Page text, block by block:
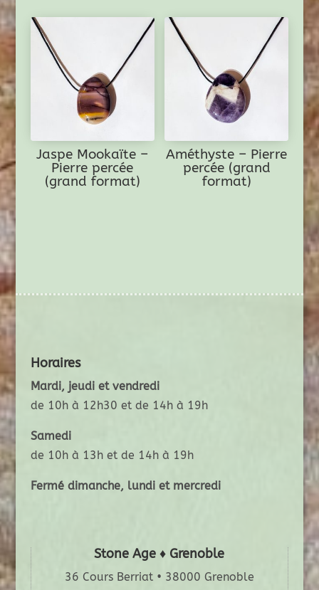
Jaspe Mookaïte –
Pierre percée
(grand format)
Améthyste – Pierre
percée (grand
format)
Horaires
Mardi, jeudi et vendredi
de 10h à 12h30 et de 14h à 19h
Samedi
de 10h à 13h et de 14h à 19h
Fermé dimanche, lundi et mercredi
Stone Age ♦ Grenoble
36 Cours Berriat • 38000 Grenoble